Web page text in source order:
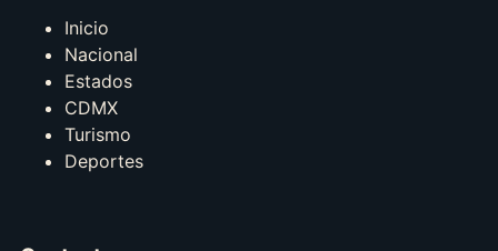
Inicio
Nacional
Estados
CDMX
Turismo
Deportes